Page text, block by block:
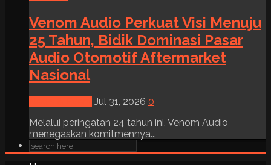
Venom Audio Perkuat Visi Menuju
25 Tahun, Bidik Dominasi Pasar
Audio Otomotif Aftermarket
Nasional
Jul 31, 2026 0
Melalui peringatan 24 tahun ini, Venom Audio
menegaskan komitmennya...